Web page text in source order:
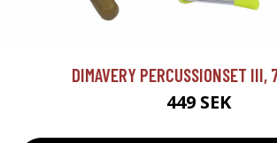
DIMAVERY PERCUSSIONSET III,
449 SEK